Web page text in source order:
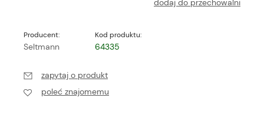
dodaj do przechowalni
Producent:
Seltmann
Kod produktu:
64335
zapytaj o produkt
poleć znajomemu